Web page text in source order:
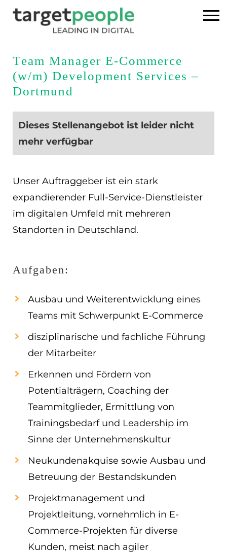
Executive Search
DE
Team Manager E-Commerce
(w/m) Development Services –
Dortmund
Dieses Stellenangebot ist leider nicht
mehr verfügbar
Unser Auftraggeber ist ein stark
expandierender Full-Service-Dienstleister
im digitalen Umfeld mit mehreren
Standorten in Deutschland.
Aufgaben:
Ausbau und Weiterentwicklung eines
Teams mit Schwerpunkt E-Commerce
disziplinarische und fachliche Führung
der Mitarbeiter
Erkennen und Fördern von
Potentialträgern, Coaching der
Teammitglieder, Ermittlung von
Trainingsbedarf und Leadership im
Sinne der Unternehmenskultur
Neukundenakquise sowie Ausbau und
Betreuung der Bestandskunden
Projektmanagement und
Projektleitung, vornehmlich in E-
Commerce-Projekten für diverse
Kunden, meist nach agiler